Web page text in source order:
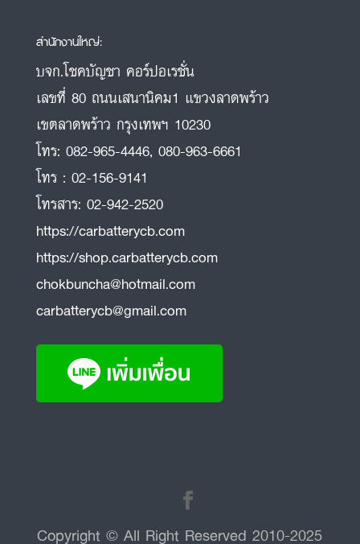
สำนักงานใหญ่:
บจก.โชคบัญชา คอร์ปอเรชั่น
เลขที่ 80 ถนนเสนานิคม1 แขวงลาดพร้าว
เขตลาดพร้าว กรุงเทพฯ 10230
โทร: 082-965-4446, 080-963-6661
โทร : 02-156-9141
โทรสาร: 02-942-2520
https://carbatterycb.com
https://shop.carbatterycb.com
chokbuncha@hotmail.com
carbatterycb@gmail.com
Copyright © All Right Reserved 2010-2025